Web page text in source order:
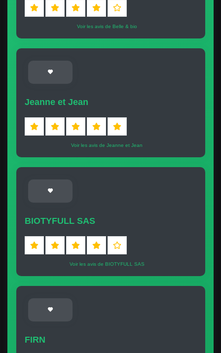
Voir les avis de Belle & bio
Jeanne et Jean
Voir les avis de Jeanne et Jean
BIOTYFULL SAS
Voir les avis de BIOTYFULL SAS
FIRN